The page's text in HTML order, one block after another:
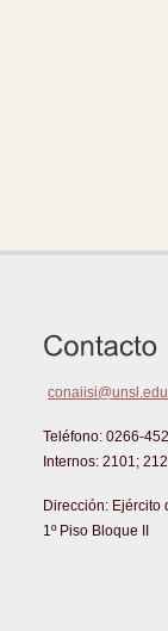
Teléfono: 0266-
Internos: 2101;
Dirección: Ejército
1º Piso Bloque II